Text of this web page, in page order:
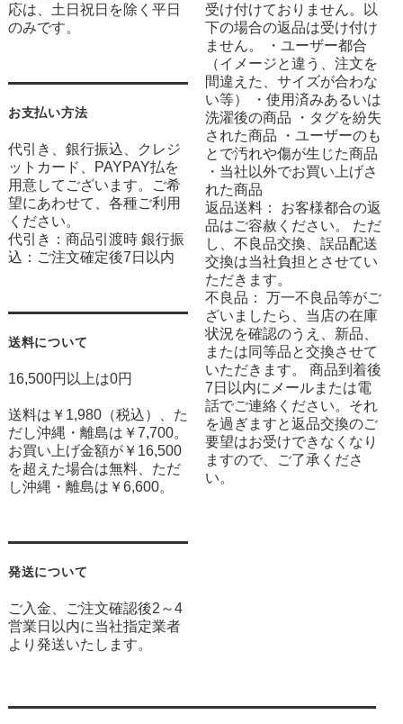
応は、土日祝日を除く平日
のみです。
お支払い方法
代引き、銀行振込、クレジ
ットカード、PAYPAY払を
用意してございます。ご希
望にあわせて、各種ご利用
ください。
代引き：商品引渡時 銀行振
込：ご注文確定後7日以内
送料について
16,500円以上は0円
送料は￥1,980（税込）、た
だし沖縄・離島は￥7,700。
お買い上げ金額が￥16,500
を超えた場合は無料、ただ
し沖縄・離島は￥6,600。
発送について
ご入金、ご注文確認後2～4
営業日以内に当社指定業者
より発送いたします。
受け付けておりません。以
下の場合の返品は受け付け
ません。 ・ユーザー都合
（イメージと違う、注文を
間違えた、サイズが合わな
い等） ・使用済みあるいは
洗濯後の商品 ・タグを紛失
された商品 ・ユーザーのも
とで汚れや傷が生じた商品
・当社以外でお買い上げさ
れた商品
返品送料： お客様都合の返
品はご容赦ください。 ただ
し、不良品交換、誤品配送
交換は当社負担とさせてい
ただきます。
不良品： 万一不良品等がご
ざいましたら、当店の在庫
状況を確認のうえ、新品、
または同等品と交換させて
いただきます。 商品到着後
7日以内にメールまたは電
話でご連絡ください。それ
を過ぎますと返品交換のご
要望はお受けできなくなり
ますので、ご了承くださ
い。